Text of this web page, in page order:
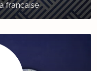
française